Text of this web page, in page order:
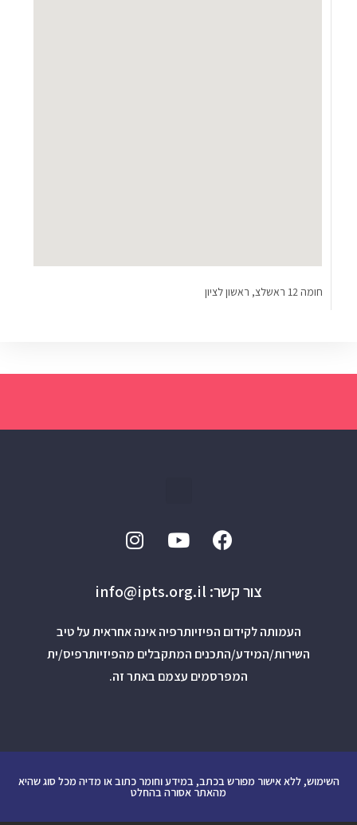
חומה 12 ראשלצ, ראשון לציון
צור קשר: info@ipts.org.il
העמותה לקידום הפיזיותרפיה אינה אחראית על טיב
השירות/המידע/התכנים המתקבלים מהפיזיותרפיס/ית
המפרסמים עצמם באתר זה.
השימוש, ללא אישור מפורש בכתב, במידע וחומר כתוב או מדיה מכל סוג שהיא
מהאתר אסורה בהחלט